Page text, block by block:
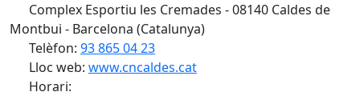
Complex Esportiu les Cremades - 08140 Caldes de
Montbui - Barcelona (Catalunya)
Telèfon: 93 865 04 23
Lloc web: www.cncaldes.cat
Horari: